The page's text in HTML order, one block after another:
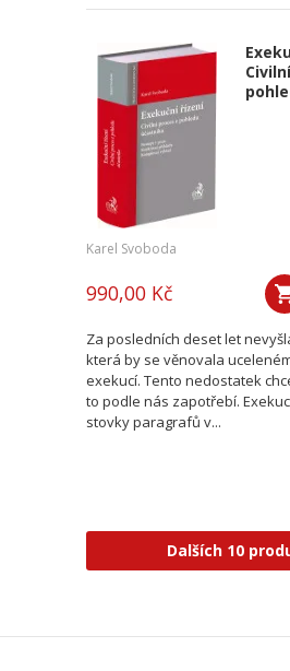
Karel Svoboda
990,00 Kč
Za posledních deset let
která by se věnovala
exekucí. Tento nedostatek
to podle nás zapotřebí.
stovky paragrafů v...
Dalších 10